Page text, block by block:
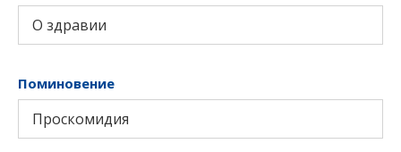
О здравии
Поминовение
Проскомидия